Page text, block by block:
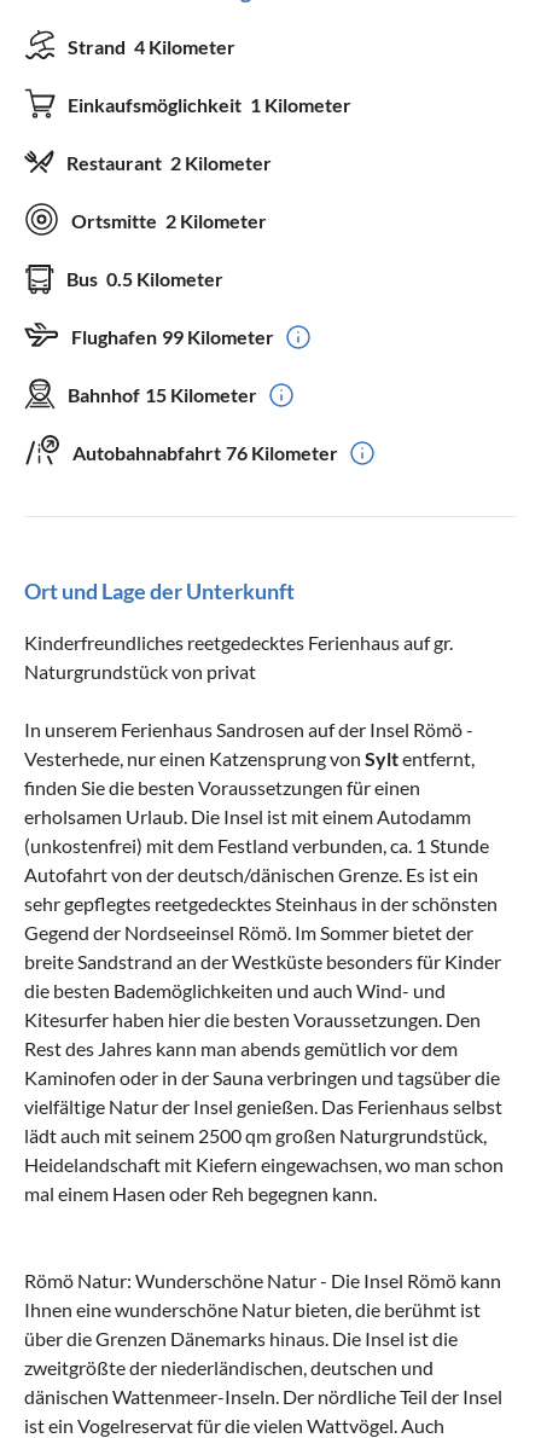
Strand 4 Kilometer
Einkaufsmöglichkeit 1 Kilometer
Restaurant 2 Kilometer
Ortsmitte 2 Kilometer
Bus 0.5 Kilometer
Flughafen 99 Kilometer
Bahnhof 15 Kilometer
Autobahnabfahrt 76 Kilometer
Ort und Lage der Unterkunft
Kinderfreundliches reetgedecktes Ferienhaus auf gr.
Naturgrundstück von privat
In unserem Ferienhaus Sandrosen auf der Insel Römö -
Vesterhede, nur einen Katzensprung von Syltentfernt,
finden Sie die besten Voraussetzungen für einen
erholsamen Urlaub. Die Insel ist mit einem Autodamm
(unkostenfrei) mit dem Festland verbunden, ca. 1 Stunde
Autofahrt von der deutsch/dänischen Grenze. Es ist ein
sehr gepflegtes reetgedecktes Steinhaus in der schönsten
Gegend der Nordseeinsel Römö. Im Sommer bietet der
breite Sandstrand an der Westküste besonders für Kinder
die besten Bademöglichkeiten und auch Wind- und
Kitesurfer haben hier die besten Voraussetzungen. Den
Rest des Jahres kann man abends gemütlich vor dem
Kaminofen oder in der Sauna verbringen und tagsüber die
vielfältige Natur der Insel genießen. Das Ferienhaus selbst
lädt auch mit seinem 2500 qm großen Naturgrundstück,
Heidelandschaft mit Kiefern eingewachsen, wo man schon
mal einem Hasen oder Reh begegnen kann.
Römö Natur: Wunderschöne Natur - Die Insel Römö kann
Ihnen eine wunderschöne Natur bieten, die berühmt ist
über die Grenzen Dänemarks hinaus. Die Insel ist die
zweitgrößte der niederländischen, deutschen und
dänischen Wattenmeer-Inseln. Der nördliche Teil der Insel
ist ein Vogelreservat für die vielen Wattvögel. Auch